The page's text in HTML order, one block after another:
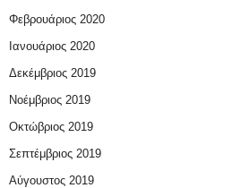
Φεβρουάριος 2020
Ιανουάριος 2020
Δεκέμβριος 2019
Νοέμβριος 2019
Οκτώβριος 2019
Σεπτέμβριος 2019
Αύγουστος 2019